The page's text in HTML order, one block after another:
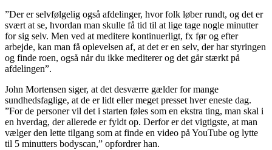
”Der er selvfølgelig også afdelinger, hvor folk løber rundt, og det er
svært at se, hvordan man skulle få tid til at lige tage nogle minutter
for sig selv. Men ved at meditere kontinuerligt, fx før og efter
arbejde, kan man få oplevelsen af, at det er en selv, der har styringen
og finde roen, også når du ikke mediterer og det går stærkt på
afdelingen”.
John Mortensen siger, at det desværre gælder for mange
sundhedsfaglige, at de er lidt eller meget presset hver eneste dag.
”For de personer vil det i starten føles som en ekstra ting, man skal i
en hverdag, der allerede er fyldt op. Derfor er det vigtigste, at man
vælger den lette tilgang som at finde en video på YouTube og lytte
til 5 minutters bodyscan,” opfordrer han.